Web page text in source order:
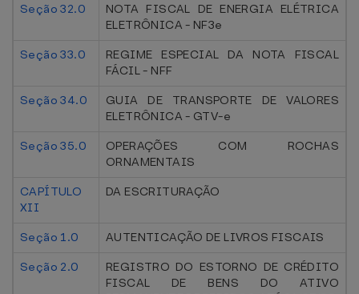
Seção 32.0
NOTA FISCAL DE ENERGIA ELÉTRICA
ELETRÔNICA - NF3e
Seção 33.0
REGIME ESPECIAL DA NOTA FISCAL
FÁCIL - NFF
Seção 34.0
GUIA DE TRANSPORTE DE VALORES
ELETRÔNICA - GTV-e
Seção 35.0
OPERAÇÕES COM ROCHAS
ORNAMENTAIS
CAPÍTULO
XII
DA ESCRITURAÇÃO
Seção 1.0
AUTENTICAÇÃO DE LIVROS FISCAIS
Seção 2.0
REGISTRO DO ESTORNO DE CRÉDITO
FISCAL DE BENS DO ATIVO